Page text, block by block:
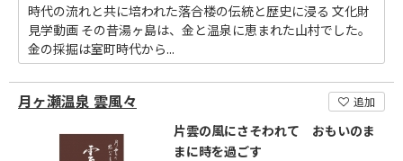
時代の流れと共に培われた落合楼の伝統と歴史に浸る 文化財
見学動画 その昔湯ヶ島は、金と温泉に恵まれた山村でした。
金の採掘は室町時代から...
月ヶ瀬温泉 雲風々 追加
片雲の風にさそわれて おもいのま
まに時を過ごす